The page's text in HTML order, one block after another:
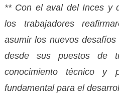
** Con el aval del Inces y
los trabajadores
asumir los nuevos
desde sus puestos de
conocimiento técnico y
fundamental para el